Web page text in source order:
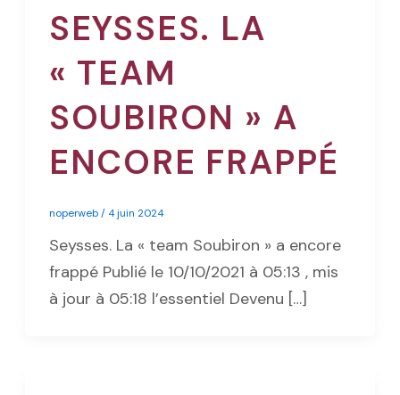
SEYSSES. LA
« TEAM
SOUBIRON » A
ENCORE FRAPPÉ
noperweb/ 4 juin 2024
Seysses. La « team Soubiron » a encore
frappé Publié le 10/10/2021 à 05:13 , mis
à jour à 05:18 l’essentiel Devenu […]